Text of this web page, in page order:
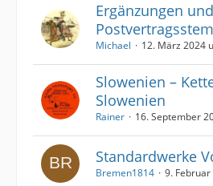
Ergänzungen
Michael 12. März 2024
Slowenien –
Slowenien
Rainer 16. September
Standardwerke
Bremen1814 9.